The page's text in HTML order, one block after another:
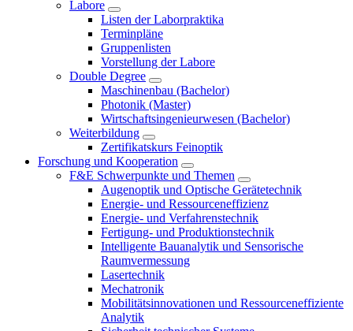
Labore
Listen der Laborpraktika
Terminpläne
Gruppenlisten
Vorstellung der Labore
Double Degree
Maschinenbau (Bachelor)
Photonik (Master)
Wirtschaftsingenieurwesen (Bachelor)
Weiterbildung
Zertifikatskurs Feinoptik
Forschung und Kooperation
F&E Schwerpunkte und Themen
Augenoptik und Optische Gerätetechnik
Energie- und Ressourceneffizienz
Energie- und Verfahrenstechnik
Fertigung- und Produktionstechnik
Intelligente Bauanalytik und Sensorische
Raumvermessung
Lasertechnik
Mechatronik
Mobilitätsinnovationen und Ressourceneffiziente
Analytik